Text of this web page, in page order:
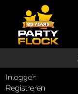
Inloggen
Registreren